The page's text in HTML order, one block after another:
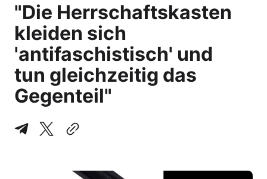
"Die Herrschaftskasten
kleiden sich
'antifaschistisch' und
tun gleichzeitig das
Gegenteil"